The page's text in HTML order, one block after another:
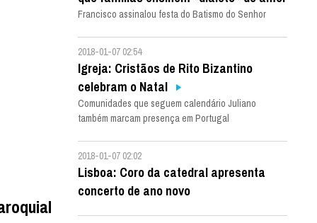
Francisco assinalou festa do Batismo do Senhor
2018-01-07 02:54
Igreja: Cristãos de Rito Bizantino
celebram o Natal
Comunidades que seguem calendário Juliano
também marcam presença em Portugal
2018-01-07 02:02
Lisboa: Coro da catedral apresenta
concerto de ano novo